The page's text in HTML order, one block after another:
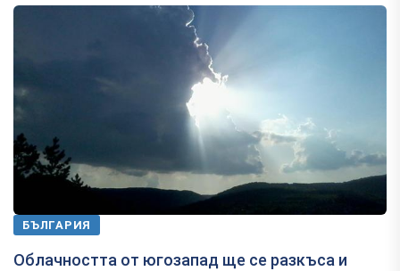
БЪЛГАРИЯ
Облачността от югозапад ще се разкъса и